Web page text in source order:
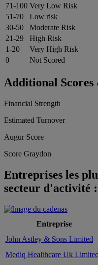
71-100 Very Low Risk
51-70
Low risk
30-50
Moderate Risk
21-29
High Risk
1-20
Very High Risk
0
Not Scored
Additional
Financial Strength
Estimated Turnover
Augur Score
Score Graydon
Entreprises les
secteur d'activité :
Entreprise
John Astley & Sons Limited
Mediq Healthcare Uk Limited